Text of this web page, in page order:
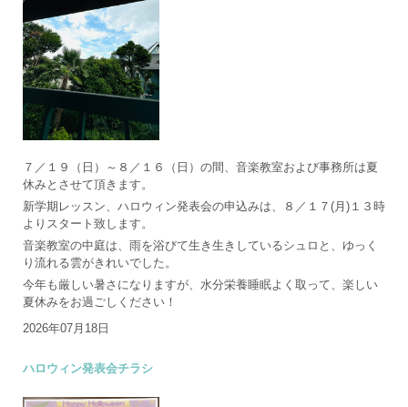
７／１９（日）～８／１６（日）の間、音楽教室および事務所は夏
休みとさせて頂きます。
新学期レッスン、ハロウィン発表会の申込みは、８／１７(月)１３時
よりスタート致します。
音楽教室の中庭は、雨を浴びて生き生きしているシュロと、ゆっく
り流れる雲がきれいでした。
今年も厳しい暑さになりますが、水分栄養睡眠よく取って、楽しい
夏休みをお過ごしください！
2026年07月18日
ハロウィン発表会チラシ